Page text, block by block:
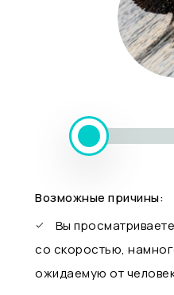
Возможные причины:
Вы
со скоростью,
ожидаемую от